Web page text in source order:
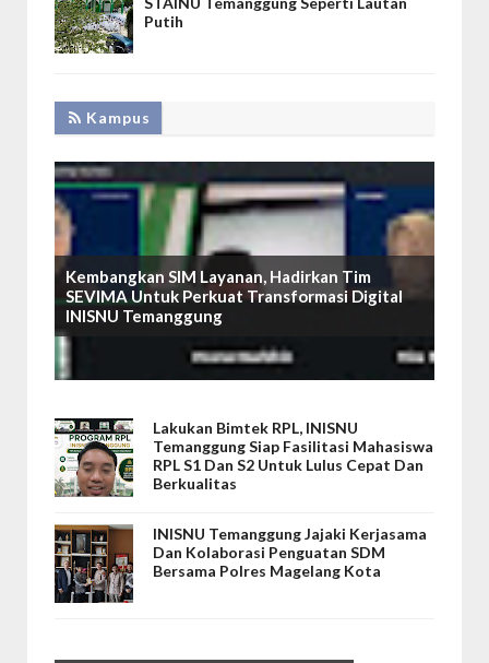
Putih
Kampus
Kembangkan SIM Layanan, Hadirkan Tim
SEVIMA Untuk Perkuat Transformasi Digital
INISNU Temanggung
Lakukan Bimtek RPL, INISNU
Temanggung Siap Fasilitasi Mahasiswa
RPL S1 Dan S2 Untuk Lulus Cepat Dan
Berkualitas
INISNU Temanggung Jajaki Kerjasama
Dan Kolaborasi Penguatan SDM
Bersama Polres Magelang Kota